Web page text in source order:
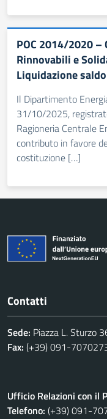
POC 2014/2020
Rinnovabili e
Liquidazione saldo
Il Dipartimento
31/10/2025,
Ragioneria Centrale
contributo in favore
costituzione […]
Contatti
Sede: Piazza L. Sturzo
Fax: (+39) 091-
Ufficio Relazioni con il
Telefono: (+39) 091-